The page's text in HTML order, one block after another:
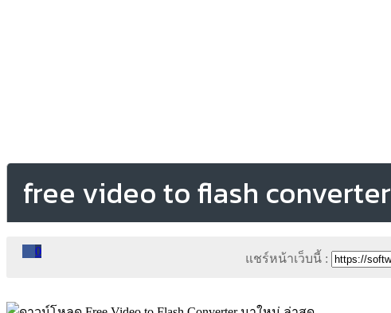
free video to flash converter
0
แชร์หน้าเว็บนี้ :